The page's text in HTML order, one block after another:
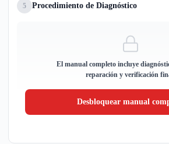
5 Procedimiento de Diagnóstico
El manual completo incluye
reparación y verificación
Desbloquear manual